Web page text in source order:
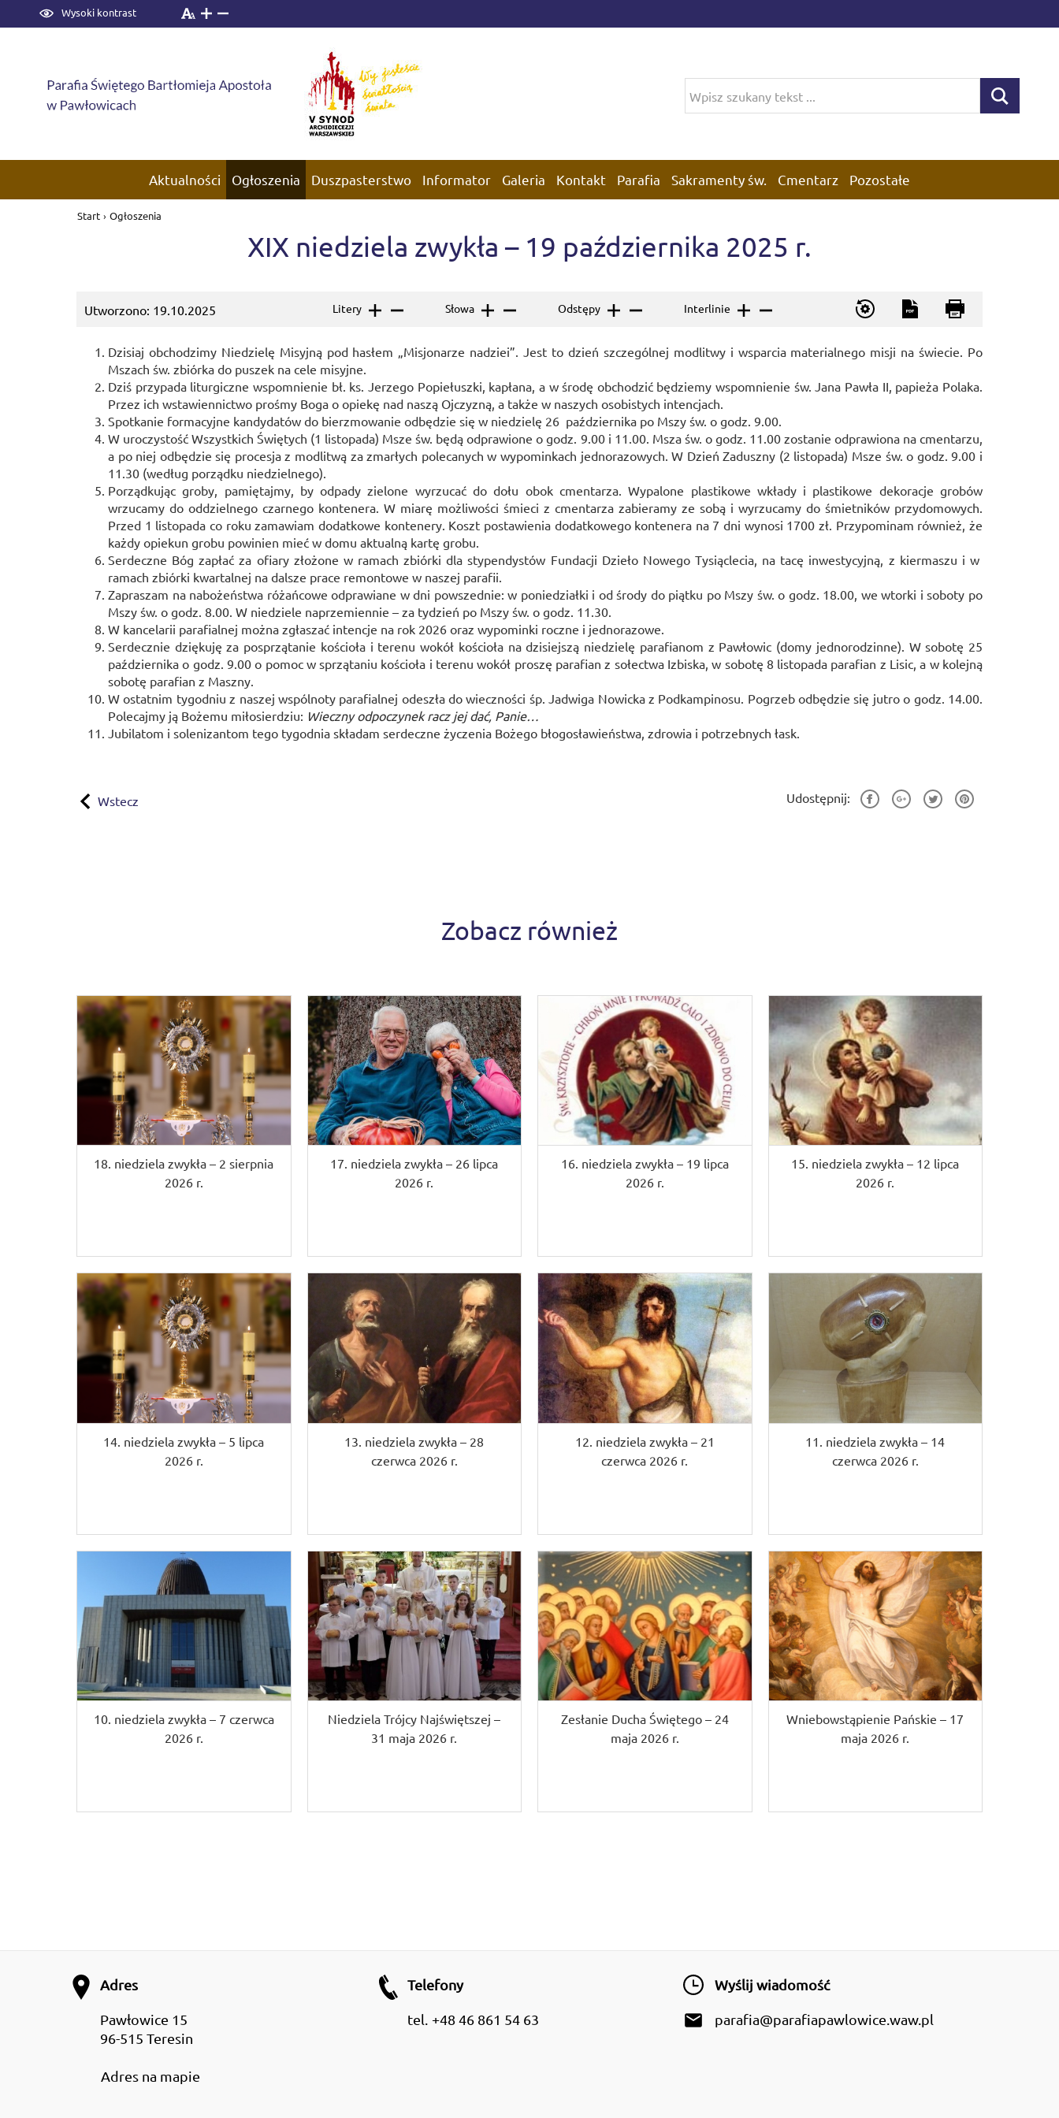
Wysoki kontrast
Aktualności Ogłoszenia Duszpasterstwo Informator Galeria Kontakt Parafia Sakramenty św. Cmentarz Pozostałe
Start › Ogłoszenia
XIX niedziela zwykła – 19 października 2025 r.
Utworzono: 19.10.2025 Litery Słowa Odstępy Interlinie
Dzisiaj obchodzimy Niedzielę Misyjną pod hasłem „Misjonarze nadziei”. Jest to dzień szczególnej modlitwy i wsparcia materialnego misji na świecie. Po
Mszach św. zbiórka do puszek na cele misyjne.
Dziś przypada liturgiczne wspomnienie bł. ks. Jerzego Popiełuszki, kapłana, a w środę obchodzić będziemy wspomnienie św. Jana Pawła II, papieża Polaka.
Przez ich wstawiennictwo prośmy Boga o opiekę nad naszą Ojczyzną, a także w naszych osobistych intencjach.
Spotkanie formacyjne kandydatów do bierzmowanie odbędzie się w niedzielę 26 października po Mszy św. o godz. 9.00.
W uroczystość Wszystkich Świętych (1 listopada) Msze św. będą odprawione o godz. 9.00 i 11.00. Msza św. o godz. 11.00 zostanie odprawiona na cmentarzu,
a po niej odbędzie się procesja z modlitwą za zmarłych polecanych w wypominkach jednorazowych. W Dzień Zaduszny (2 listopada) Msze św. o godz. 9.00 i
11.30 (według porządku niedzielnego).
Porządkując groby, pamiętajmy, by odpady zielone wyrzucać do dołu obok cmentarza. Wypalone plastikowe wkłady i plastikowe dekoracje grobów
wrzucamy do oddzielnego czarnego kontenera. W miarę możliwości śmieci z cmentarza zabieramy ze sobą i wyrzucamy do śmietników przydomowych.
Przed 1 listopada co roku zamawiam dodatkowe kontenery. Koszt postawienia dodatkowego kontenera na 7 dni wynosi 1700 zł. Przypominam również, że
każdy opiekun grobu powinien mieć w domu aktualną kartę grobu.
Serdeczne Bóg zapłać za ofiary złożone w ramach zbiórki dla stypendystów Fundacji Dzieło Nowego Tysiąclecia, na tacę inwestycyjną, z kiermaszu i w
ramach zbiórki kwartalnej na dalsze prace remontowe w naszej parafii.
Zapraszam na nabożeństwa różańcowe odprawiane w dni powszednie: w poniedziałki i od środy do piątku po Mszy św. o godz. 18.00, we wtorki i soboty po
Mszy św. o godz. 8.00. W niedziele naprzemiennie – za tydzień po Mszy św. o godz. 11.30.
W kancelarii parafialnej można zgłaszać intencje na rok 2026 oraz wypominki roczne i jednorazowe.
Serdecznie dziękuję za posprzątanie kościoła i terenu wokół kościoła na dzisiejszą niedzielę parafianom z Pawłowic (domy jednorodzinne). W sobotę 25
października o godz. 9.00 o pomoc w sprzątaniu kościoła i terenu wokół proszę parafian z sołectwa Izbiska, w sobotę 8 listopada parafian z Lisic, a w kolejną
sobotę parafian z Maszny.
W ostatnim tygodniu z naszej wspólnoty parafialnej odeszła do wieczności śp. Jadwiga Nowicka z Podkampinosu. Pogrzeb odbędzie się jutro o godz. 14.00.
Polecajmy ją Bożemu miłosierdziu: Wieczny odpoczynek racz jej dać, Panie…
Jubilatom i solenizantom tego tygodnia składam serdeczne życzenia Bożego błogosławieństwa, zdrowia i potrzebnych łask.
Wstecz Udostępnij:
Zobacz również
18. niedziela zwykła – 2 sierpnia
2026 r.
17. niedziela zwykła – 26 lipca
2026 r.
16. niedziela zwykła – 19 lipca
2026 r.
15. niedziela zwykła – 12 lipca
2026 r.
14. niedziela zwykła – 5 lipca
2026 r.
13. niedziela zwykła – 28
czerwca 2026 r.
12. niedziela zwykła – 21
czerwca 2026 r.
11. niedziela zwykła – 14
czerwca 2026 r.
10. niedziela zwykła – 7 czerwca
2026 r.
Niedziela Trójcy Najświętszej –
31 maja 2026 r.
Zesłanie Ducha Świętego – 24
maja 2026 r.
Wniebowstąpienie Pańskie – 17
maja 2026 r.
Adres
Pawłowice 15
96-515 Teresin
Adres na mapie
Telefony
tel. +48 46 861 54 63
Wyślij wiadomość
email parafia@parafiapawlowice.waw.pl